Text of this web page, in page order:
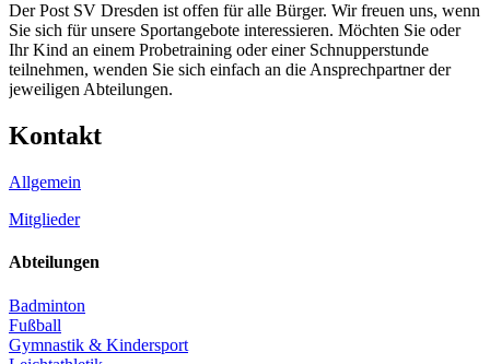
Der Post SV Dresden ist offen für alle Bürger. Wir freuen uns, wenn
Sie sich für unsere Sportangebote interessieren. Möchten Sie oder
Ihr Kind an einem Probetraining oder einer Schnupperstunde
teilnehmen, wenden Sie sich einfach an die Ansprechpartner der
jeweiligen Abteilungen.
Kontakt
Allgemein
Mitglieder
Abteilungen
Badminton
Fußball
Gymnastik & Kindersport